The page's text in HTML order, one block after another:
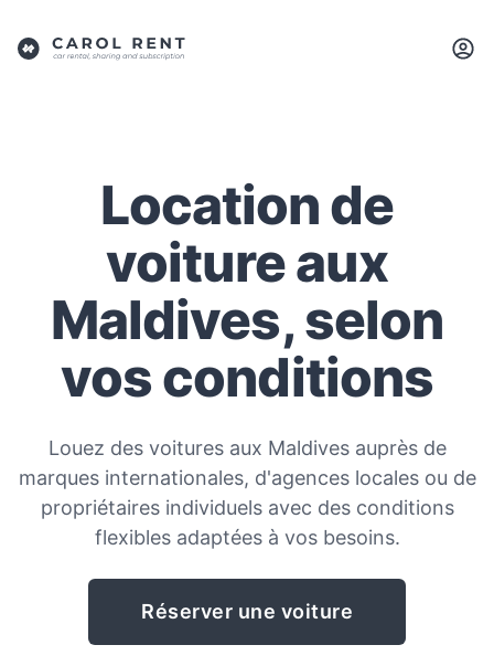
Location de
voiture aux
Maldives, selon
vos conditions
Louez des voitures aux Maldives auprès de
marques internationales, d'agences locales ou de
propriétaires individuels avec des conditions
flexibles adaptées à vos besoins.
Réserver une voiture